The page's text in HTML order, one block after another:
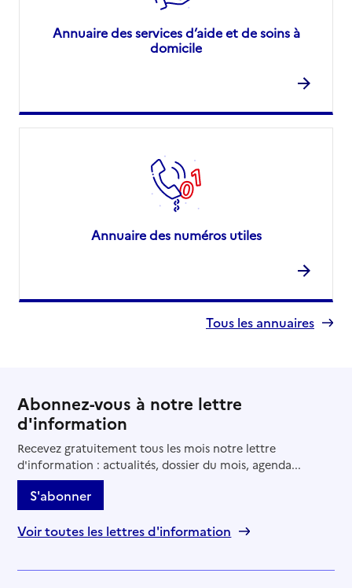
Annuaire des services d’aide et de soins à
domicile
Annuaire des numéros utiles
Tous les annuaires
Abonnez-vous à notre lettre
d'information
Recevez gratuitement tous les mois notre lettre
d'information : actualités, dossier du mois, agenda...
S'abonner
Voir toutes les lettres d'information